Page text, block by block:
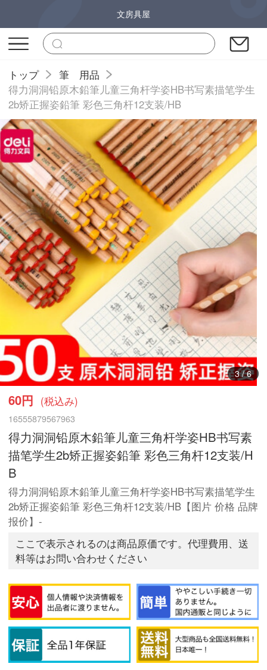
文房具屋
トップ
筆 用品
得力洞洞铅原木鉛筆儿童三角杆学姿HB书写素描笔学生
2b矫正握姿鉛筆 彩色三角杆12支装/HB
3/6
60円 (税込み)
16555879567963
得力洞洞铅原木鉛筆儿童三角杆学姿HB书写素
描笔学生2b矫正握姿鉛筆 彩色三角杆12支装/H
B
得力洞洞铅原木鉛筆儿童三角杆学姿HB书写素描笔学生
2b矫正握姿鉛筆 彩色三角杆12支装/HB【图片 价格 品牌
报价】-
ここで表示されるのは商品原価です。代理費用、送
料等はお問い合わせください